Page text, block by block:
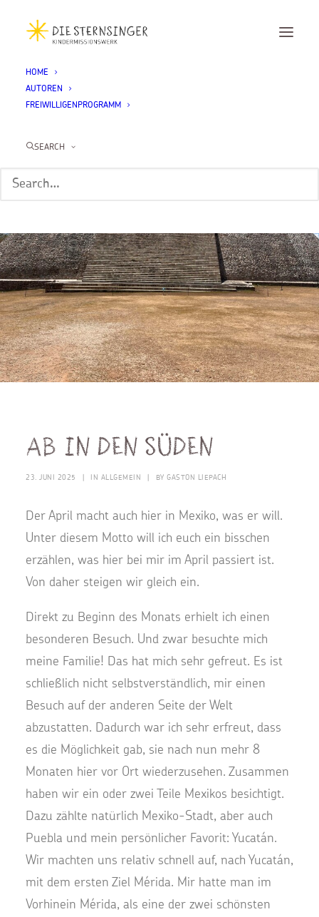
HOME
AUTOREN
FREIWILLIGENPROGRAMM
SEARCH
Ab in den Süden
23. JUNI 2025 IN ALLGEMEIN BY GASTON LIEPACH
Der April macht auch hier in Mexiko, was er will.
Unter diesem Motto will ich euch ein bisschen
erzählen, was hier bei mir im April passiert ist.
Von daher steigen wir gleich ein.
Direkt zu Beginn des Monats erhielt ich einen
besonderen Besuch. Und zwar besuchte mich
meine Familie! Das hat mich sehr gefreut. Es ist
schließlich nicht selbstverständlich, mir einen
Besuch auf der anderen Seite der Welt
abzustatten. Dadurch war ich sehr erfreut, dass
es die Möglichkeit gab, sie nach nun mehr 8
Monaten hier vor Ort wiederzusehen. Zusammen
haben wir ein oder zwei Teile Mexikos besichtigt.
Dazu zählte natürlich Mexiko-Stadt, aber auch
Puebla und mein persönlicher Favorit: Yucatán.
Wir machten uns relativ schnell auf, nach Yucatán,
mit dem ersten Ziel Mérida. Mir hatte man im
Vorhinein Mérida, als eine der zwei schönsten